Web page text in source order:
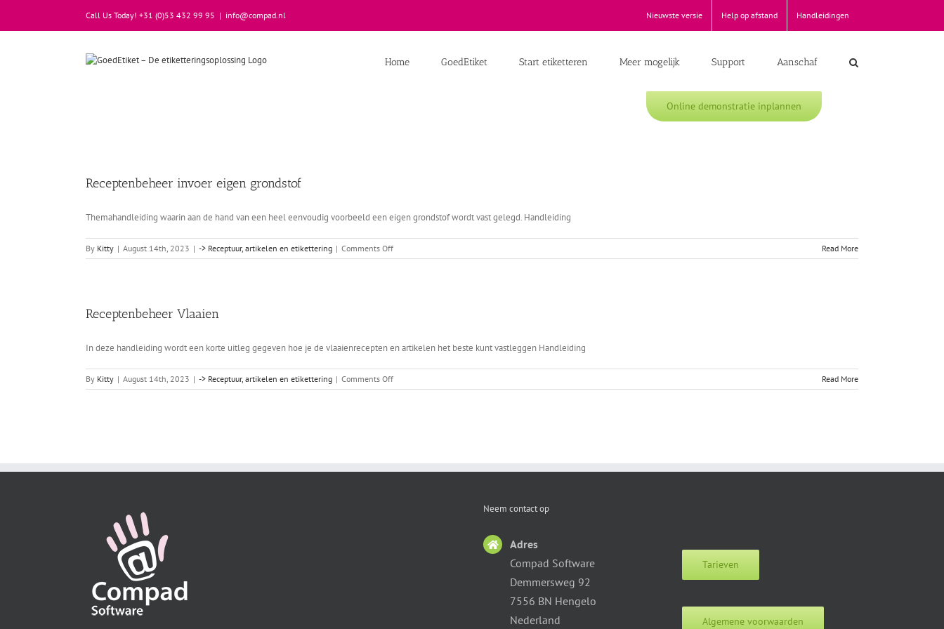
content
Call Us Today! +31 (0)53 432 99 95 | info@compad.nl Nieuwste versie Help op afstand Handleidingen
Home GoedEtiket Start etiketteren Meer mogelijk Support Aanschaf
Online demonstratie inplannen
Receptenbeheer invoer eigen grondstof
Themahandleiding waarin aan de hand van een heel eenvoudig voorbeeld een eigen grondstof wordt vast gelegd. Handleiding
By Kitty | August 14th, 2023 | -> Receptuur, artikelen en etikettering | Comments Offon
Receptenbeheer
Read More
Receptenbeheer Vlaaien
In deze handleiding wordt een korte uitleg gegeven hoe je de vlaaienrecepten en artikelen het beste kunt vastleggen Handleiding
By Kitty | August 14th, 2023 | -> Receptuur, artikelen en etikettering | Comments Offon
Receptenbeheer
Read More
Neem contact op
Adres
Compad Software
Demmersweg 92
7556 BN Hengelo
Nederland
Tarieven
Algemene voorwaarden